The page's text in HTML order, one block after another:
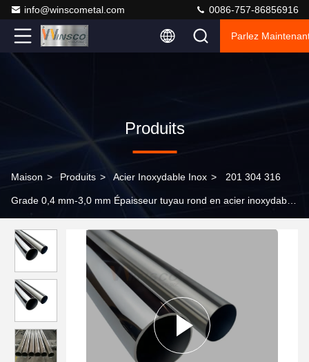
info@winscometal.com 0086-757-86856916
Parlez
Produits
Maison > Produits > Acier Inoxydable Inox > 201 304 316
Grade 0,4 mm-3,0 mm Épaisseur tuyau rond en acier inoxydable
inoxydables